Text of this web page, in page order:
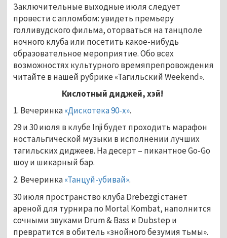
Заключительные выходные июля следует
провести с апломбом: увидеть премьеру
голливудского фильма, оторваться на танцполе
ночного клуба или посетить какое-нибудь
образовательное мероприятие. Обо всех
возможностях культурного времяпрепровождения
читайте в нашей рубрике «Тагильский Weekend».
Кислотный диджей, хэй!
1. Вечеринка«Дискотека 90-х».
29 и 30 июля в клубе Inji будет проходить марафон
ностальгической музыки в исполнении лучших
тагильских диджеев. На десерт – пикантное Go-Go
шоу и шикарный бар.
2. Вечеринка«Танцуй-убивай».
30 июля пространство клуба Drebezgi станет
ареной для турнира по Mortal Kombat, наполнится
сочными звуками Drum & Bass и Dubstep и
превратится в обитель «знойного безумия тьмы».